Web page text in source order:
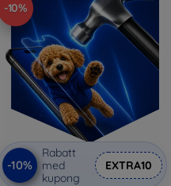
-10%
-10%
Rabatt
med
kupong
EXTRA10